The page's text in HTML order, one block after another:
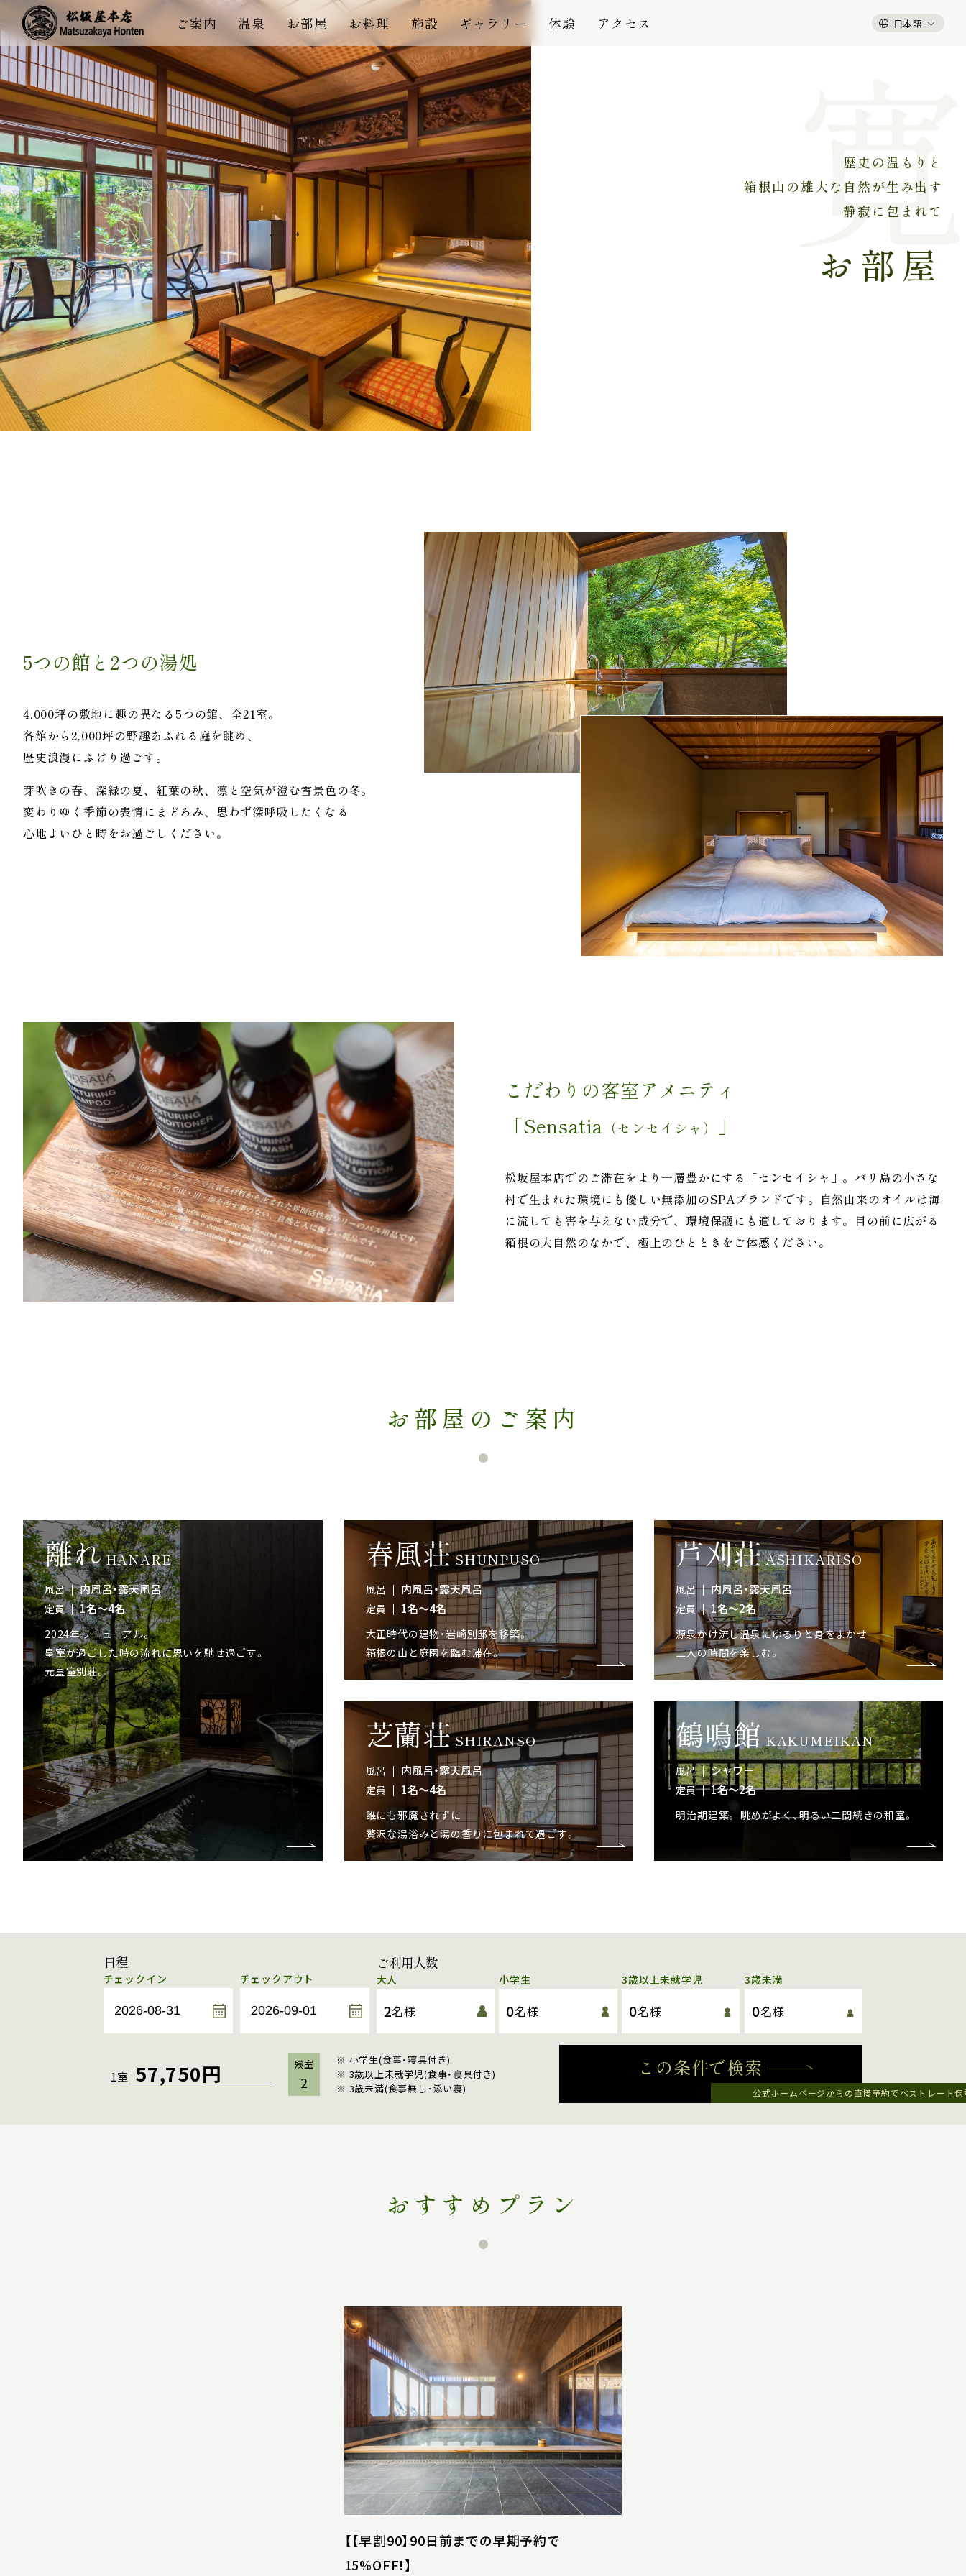
ご案内 温泉 お部屋 お料理 施設 ギャラリー 体験 アクセス 日本語
歴史の温もりと
箱根山の雄大な自然が生み出す
静寂に包まれて
お部屋
5つの館と2つの湯処
4.000坪の敷地に趣の異なる5つの館、全21室。
各館から2,000坪の野趣あふれる庭を眺め、
歴史浪漫にふけり過ごす。
芽吹きの春、深緑の夏、紅葉の秋、凛と空気が澄む雪景色の冬。
変わりゆく季節の表情にまどろみ、思わず深呼吸したくなる
心地よいひと時をお過ごしください。
こだわりの客室アメニティ
「Sensatia （センセイシャ） 」
松坂屋本店でのご滞在をより一層豊かにする「センセイシャ」。バリ島の小さな
村で生まれた環境にも優しい無添加のSPAブランドです。自然由来のオイルは海
に流しても害を与えない成分で、環境保護にも適しております。目の前に広がる
箱根の大自然のなかで、極上のひとときをご体感ください。
お部屋のご案内
離れHANARE
風呂 内風呂・露天風呂
定員 1名～4名
2024年リニューアル。
皇室が過ごした時の流れに思いを馳せ過ごす。
元皇室別荘。
春風荘SHUNPUSO
風呂 内風呂・露天風呂
定員 1名～4名
大正時代の建物・岩崎別邸を移築。
箱根の山と庭園を臨む滞在。
芦刈荘ASHIKARISO
風呂 内風呂・露天風呂
定員 1名～2名
源泉かけ流し温泉にゆるりと身をまかせ
二人の時間を楽しむ。
芝蘭荘SHIRANSO
風呂 内風呂・露天風呂
定員 1名～4名
誰にも邪魔されずに
贅沢な湯浴みと湯の香りに包まれて過ごす。
鶴鳴館 KAKUMEIKAN
風呂 シャワー
定員 1名～2名
明治期建築。 眺めがよく、明るい二間続きの和室。
日程
チェックイン チェックアウト
ご利用人数
大人
2名様
小学生
0名様
3歳以上未就学児
0名様
3歳未満
0名様
1室 57,750円 残室
2
※ 小学生(食事・寝具付き)
※ 3歳以上未就学児(食事・寝具付き)
※ 3歳未満(食事無し･添い寝)
公式ホームページからの直接予約でベストレート保
この条件で検索
おすすめプラン
【【早割90】90日前までの早期予約で
15%OFF!】